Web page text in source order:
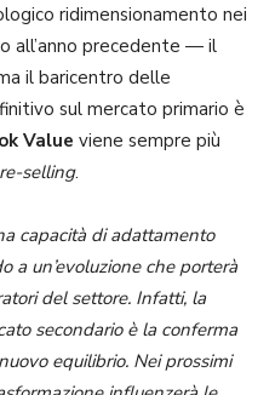
ridimensionamento nei
all’anno precedente — il
il baricentro delle
sul mercato primario è
Value viene sempre più
re-selling.
capacità di adattamento
a un’evoluzione che porterà
del settore. Infatti, la
secondario è la conferma
equilibrio. Nei prossimi